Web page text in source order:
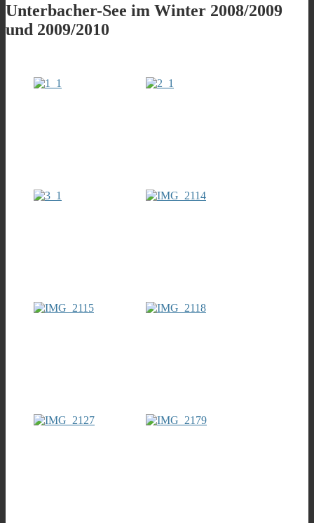
Unterbacher-See im Winter 2008/2009
und 2009/2010